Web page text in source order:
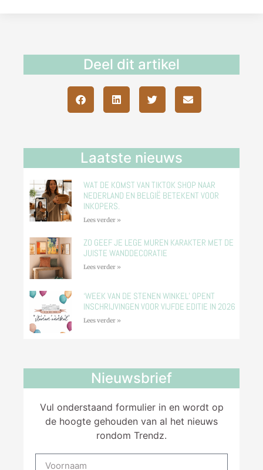
Deel dit artikel
Laatste nieuws
WAT DE KOMST VAN TIKTOK SHOP NAAR
NEDERLAND EN BELGIË BETEKENT VOOR
INKOPERS.
Lees verder »
ZO GEEF JE LEGE MUREN KARAKTER MET DE
JUISTE WANDDECORATIE
Lees verder »
‘WEEK VAN DE STENEN WINKEL’ OPENT
INSCHRIJVINGEN VOOR VIJFDE EDITIE IN 2026
Lees verder »
Nieuwsbrief
Vul onderstaand formulier in en wordt op
de hoogte gehouden van al het nieuws
rondom Trendz.